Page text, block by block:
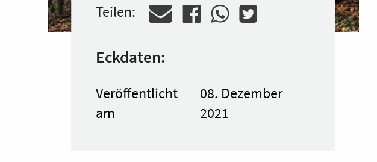
Teilen:
Eckdaten:
Veröffentlicht
am
08. Dezember
2021